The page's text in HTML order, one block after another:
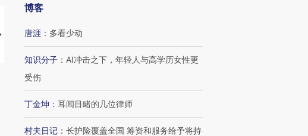
【推广】走进第四届链博
会，让数智科技“链”接产
【特别呈现】寻找100种
有意思的生活方式·第三对
CFO：不靠规模取胜，华
住三大增长引擎是什么？
博客
唐涯 ： 多看少动
知识分子 ： AI冲击之下，年轻人与高学历女性更
受伤
丁金坤 ： 耳闻目睹的几位律师
村夫日记 ： 长护险覆盖全国 筹资和服务给予将持